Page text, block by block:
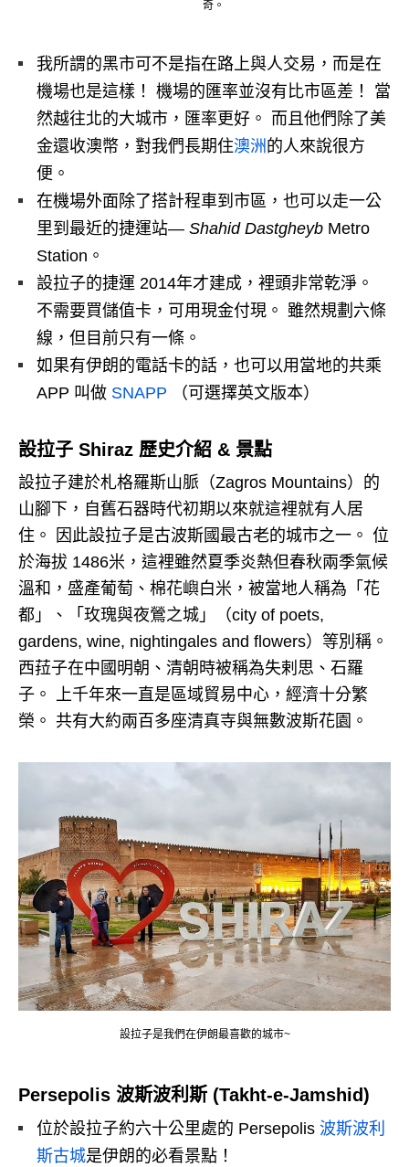
奇。
我所謂的黑市可不是指在路上與人交易，而是在
機場也是這樣！ 機場的匯率並沒有比市區差！ 當
然越往北的大城市，匯率更好。 而且他們除了美
金還收澳幣，對我們長期住澳洲 的人來說很方
便。
在機場外面除了搭計程車到市區，也可以走一公
里到最近的捷運站— Shahid Dastgheyb Metro
Station 。
設拉子的捷運 2014年才建成，裡頭非常乾淨。
不需要買儲值卡，可用現金付現。 雖然規劃六條
線，但目前只有一條。
如果有伊朗的電話卡的話，也可以用當地的共乘
APP 叫做 SNAPP （可選擇英文版本）
設拉子 Shiraz 歷史介紹 & 景點
設拉子建於札格羅斯山脈（Zagros Mountains）的
山腳下，自舊石器時代初期以來就這裡就有人居
住。 因此設拉子是古波斯國最古老的城市之一。 位
於海拔 1486米，這裡雖然夏季炎熱但春秋兩季氣候
溫和，盛產葡萄、棉花嶼白米，被當地人稱為「花
都」、「玫瑰與夜鶯之城」（city of poets,
gardens, wine, nightingales and flowers）等別稱。
西菈子在中國明朝、清朝時被稱為失剌思、石羅
子。 上千年來一直是區域貿易中心，經濟十分繁
榮。 共有大約兩百多座清真寺與無數波斯花園。
設拉子是我們在伊朗最喜歡的城市~
Persepolis 波斯波利斯 (Takht-e-Jamshid)
位於設拉子約六十公里處的 Persepolis 波斯波利
斯古城是伊朗的必看景點！